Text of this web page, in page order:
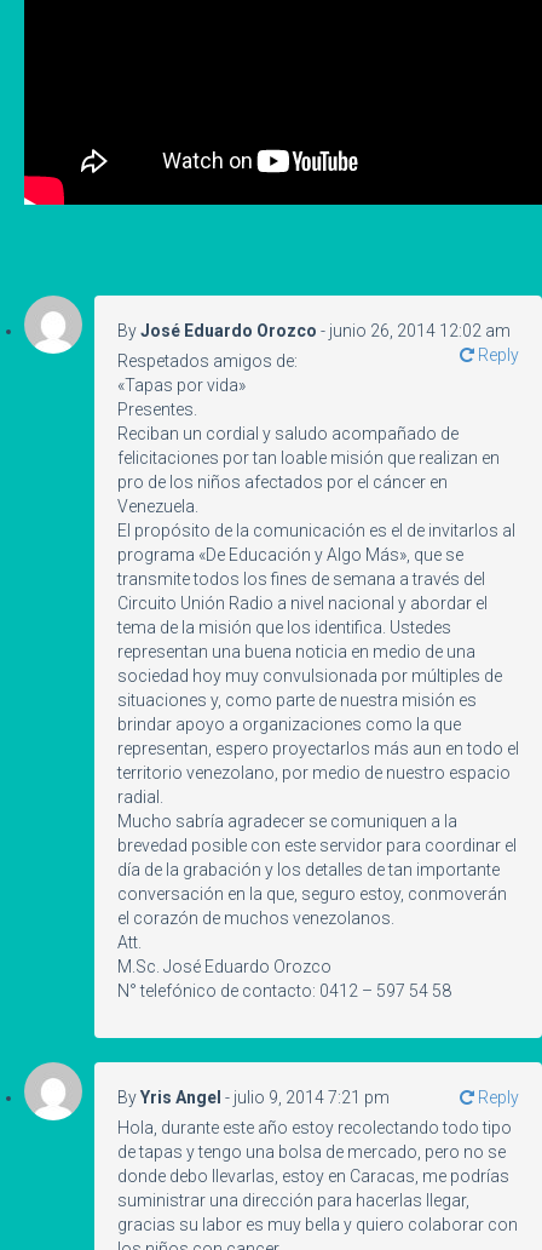
ByJosé Eduardo Orozco - junio 26, 2014 12:02 am
Reply
Respetados amigos de:
«Tapas por vida»
Presentes.
Reciban un cordial y saludo acompañado de
felicitaciones por tan loable misión que realizan en
pro de los niños afectados por el cáncer en
Venezuela.
El propósito de la comunicación es el de invitarlos al
programa «De Educación y Algo Más», que se
transmite todos los fines de semana a través del
Circuito Unión Radio a nivel nacional y abordar el
tema de la misión que los identifica. Ustedes
representan una buena noticia en medio de una
sociedad hoy muy convulsionada por múltiples de
situaciones y, como parte de nuestra misión es
brindar apoyo a organizaciones como la que
representan, espero proyectarlos más aun en todo el
territorio venezolano, por medio de nuestro espacio
radial.
Mucho sabría agradecer se comuniquen a la
brevedad posible con este servidor para coordinar el
día de la grabación y los detalles de tan importante
conversación en la que, seguro estoy, conmoverán
el corazón de muchos venezolanos.
Att.
M.Sc. José Eduardo Orozco
N° telefónico de contacto: 0412 – 597 54 58
ByYris Angel - julio 9, 2014 7:21 pm
Reply
Hola, durante este año estoy recolectando todo tipo
de tapas y tengo una bolsa de mercado, pero no se
donde debo llevarlas, estoy en Caracas, me podrías
suministrar una dirección para hacerlas llegar,
gracias su labor es muy bella y quiero colaborar con